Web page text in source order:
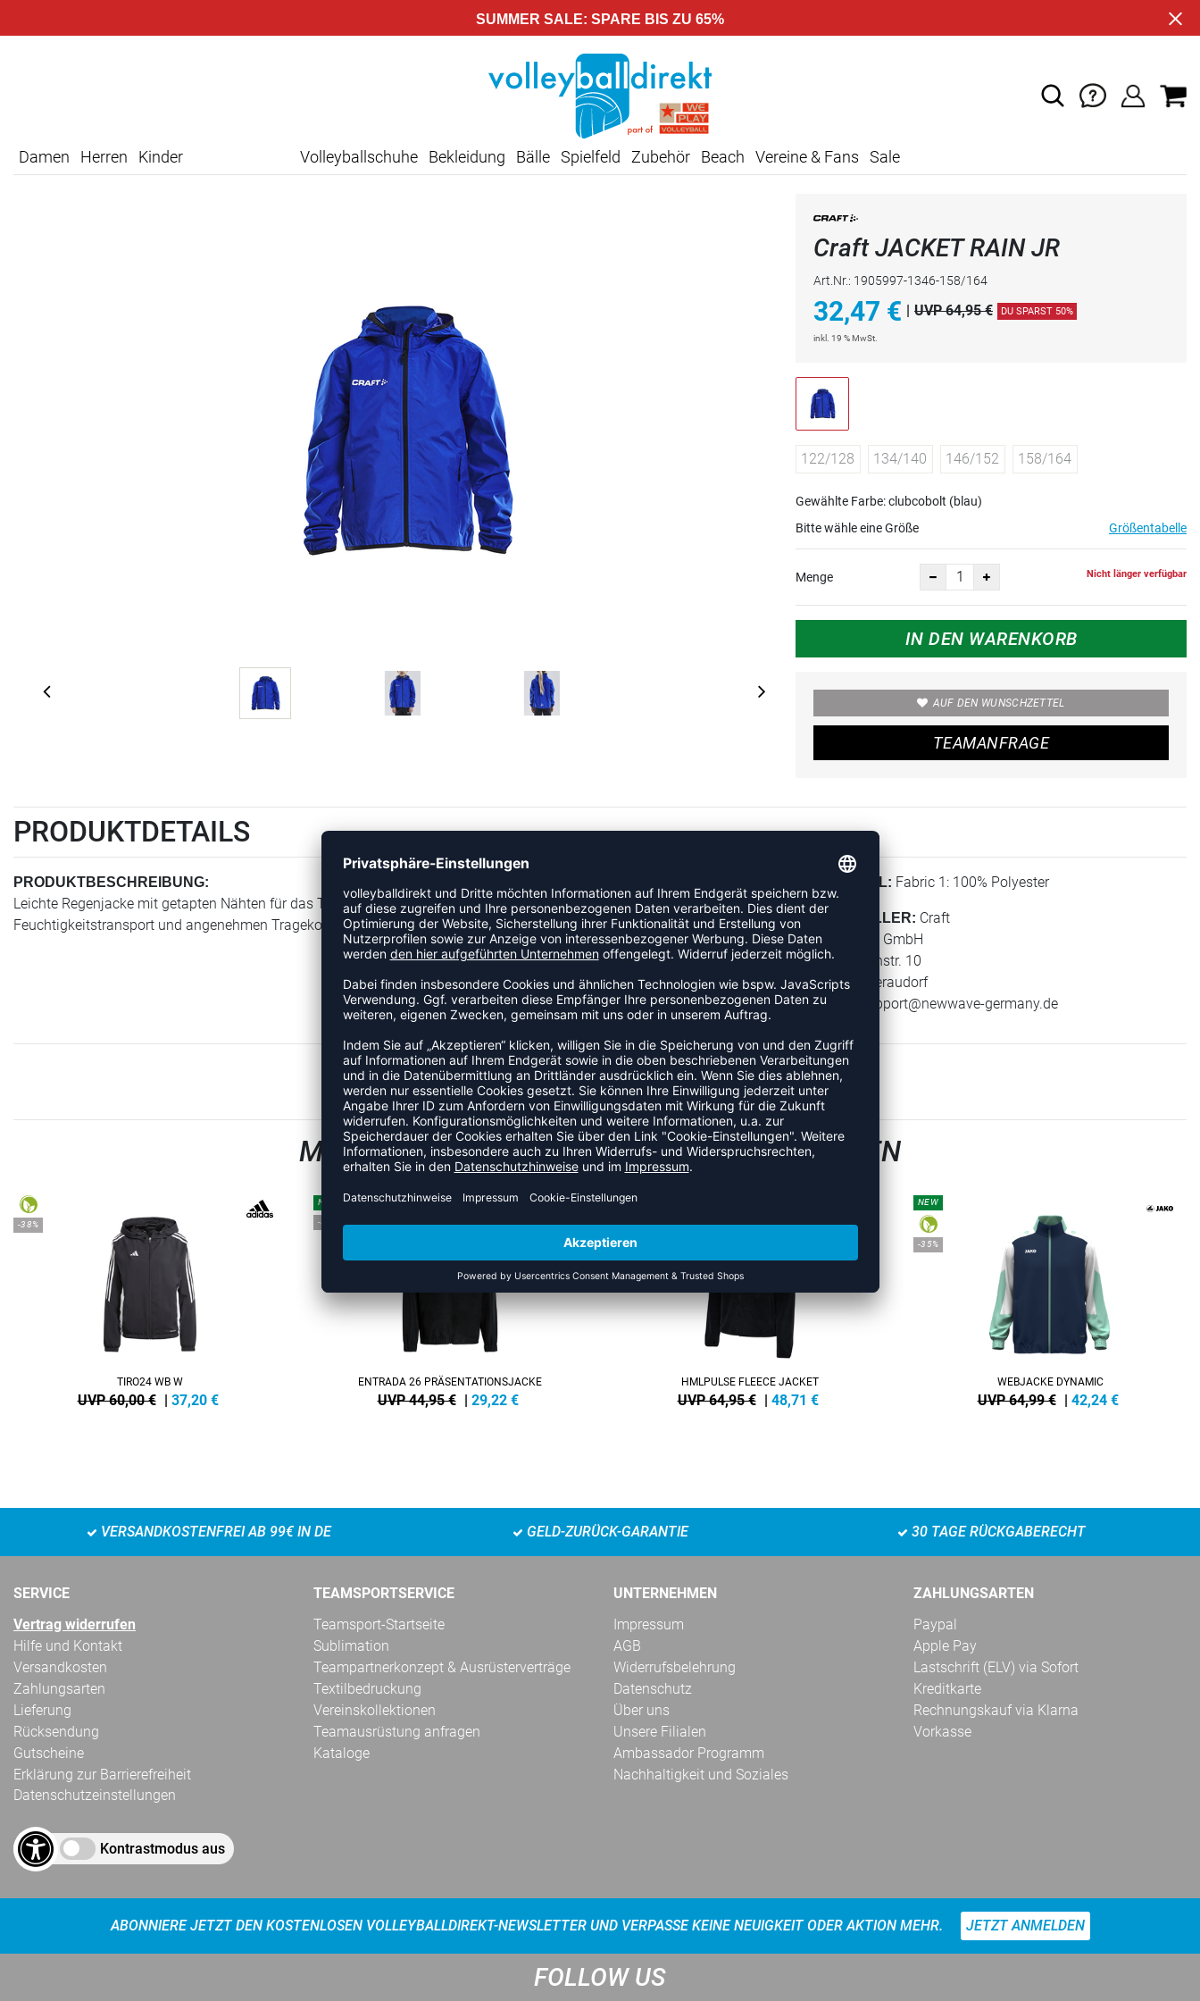
SUMMER SALE: SPARE BIS ZU 65%
Damen Herren Kinder Volleyballschuhe Bekleidung Bälle Spielfeld Zubehör Beach Vereine & Fans Sale
Craft JACKET RAIN JR
Art.Nr.: 1905997-1346-158/164
32,47 € UVP 64,95 € DU SPARST 50%
inkl. 19 % MwSt.
122/128 134/140 146/152 158/164
Gewählte Farbe: clubcobolt (blau)
Bitte wähle eine Größe
Größentabelle
Menge Nicht länger verfügbar
IN DEN WARENKORB
AUF DEN WUNSCHZETTEL
TEAMANFRAGE
PRODUKTDETAILS
PRODUKTBESCHREIBUNG:
Leichte Regenjacke mit getapten Nähten für das Training bei Nässe. Das Mesh-Futter sorgt für einen effizienten
Feuchtigkeitstransport und angenehmen Tragekomfort. Abnehmbare Kapuze.
MATERIAL: Fabric 1: 100% Polyester
HERSTELLER: Craft
New Wave GmbH
Geigelsteinstr. 10
83080 Oberaudorf
E-Mail:
support@newwave-germany.de
ZULETZT ANGESEHEN
MEHR AUS DER KATEGORIE OUTDOOR JACKEN
-38%
TIRO24 WB W
UVP 60,00 € | 37,20 €
NEW
-35%
ENTRADA 26 PRÄSENTATIONSJACKE
UVP 44,95 € | 29,22 €
NEW
HMLPULSE FLEECE JACKET
UVP 64,95 € | 48,71 €
NEW
-35%
WEBJACKE DYNAMIC
UVP 64,99 € | 42,24 €
VERSANDKOSTENFREI AB 99€ IN DE GELD-ZURÜCK-GARANTIE 30 TAGE RÜCKGABERECHT
SERVICE
Vertrag widerrufen
Hilfe und Kontakt
Versandkosten
Zahlungsarten
Lieferung
Rücksendung
Gutscheine
Erklärung zur Barrierefreiheit
Datenschutzeinstellungen
Kontrastmodus aus
TEAMSPORTSERVICE
Teamsport-Startseite
Sublimation
Teampartnerkonzept & Ausrüsterverträge
Textilbedruckung
Vereinskollektionen
Teamausrüstung anfragen
Kataloge
UNTERNEHMEN
Impressum
AGB
Widerrufsbelehrung
Datenschutz
Über uns
Unsere Filialen
Ambassador Programm
Nachhaltigkeit und Soziales
ZAHLUNGSARTEN
Paypal
Apple Pay
Lastschrift (ELV) via Sofort
Kreditkarte
Rechnungskauf via Klarna
Vorkasse
ABONNIERE JETZT DEN KOSTENLOSEN VOLLEYBALLDIREKT-NEWSLETTER UND VERPASSE KEINE NEUIGKEIT ODER AKTION MEHR. JETZT ANMELDEN
FOLLOW US